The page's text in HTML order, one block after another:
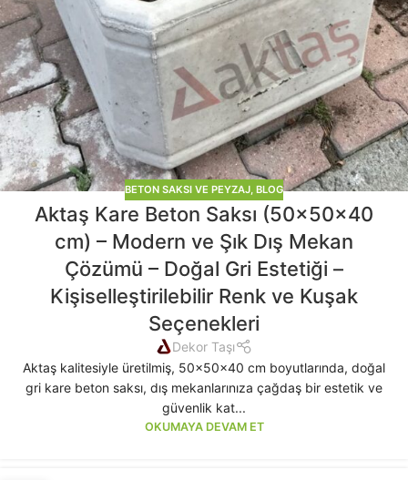
BETON SAKSI VE PEYZAJ, BLOG
Aktaş Kare Beton Saksı (50x50x40
cm) – Modern ve Şık Dış Mekan
Çözümü – Doğal Gri Estetiği –
Kişiselleştirilebilir Renk ve Kuşak
Seçenekleri
Dekor Taşı
Aktaş kalitesiyle üretilmiş, 50x50x40 cm boyutlarında, doğal
gri kare beton saksı, dış mekanlarınıza çağdaş bir estetik ve
güvenlik kat...
OKUMAYA DEVAM ET